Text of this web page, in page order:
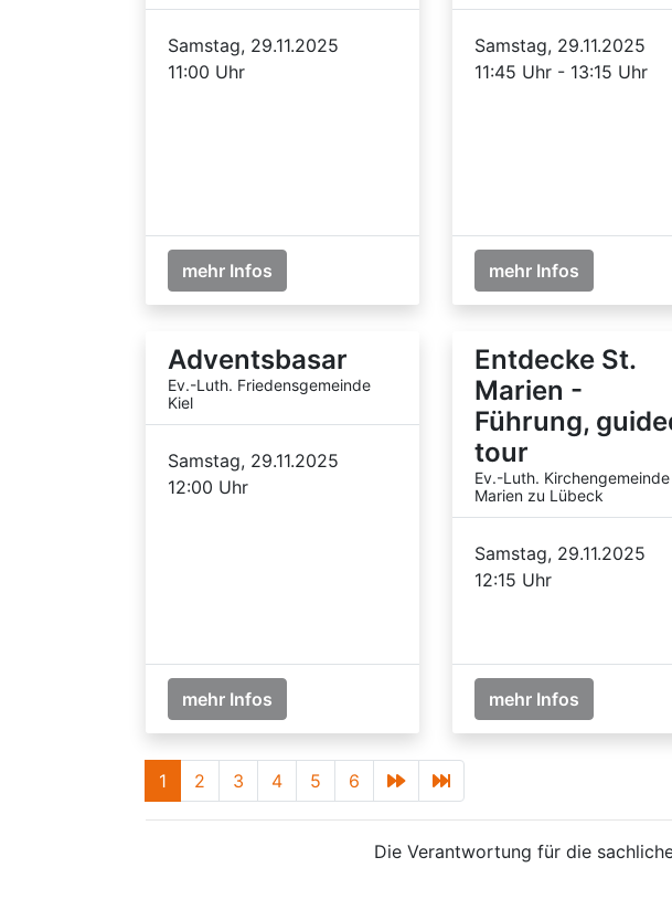
Samstag, 29.11.2025
11:00 Uhr
mehr Infos
Samstag, 29.11.2025
11:45 Uhr - 13:15 Uhr
mehr Infos
Adventsbasar
Ev.-Luth. Friedensgemeinde
Kiel
Samstag, 29.11.2025
12:00 Uhr
mehr Infos
Entdecke St.
Marien -
Führung,
tour
Ev.-Luth.
Marien zu Lübeck
Samstag, 29.11.2025
12:15 Uhr
mehr Infos
1 2 3 4 5 6
Die Verantwortung für die